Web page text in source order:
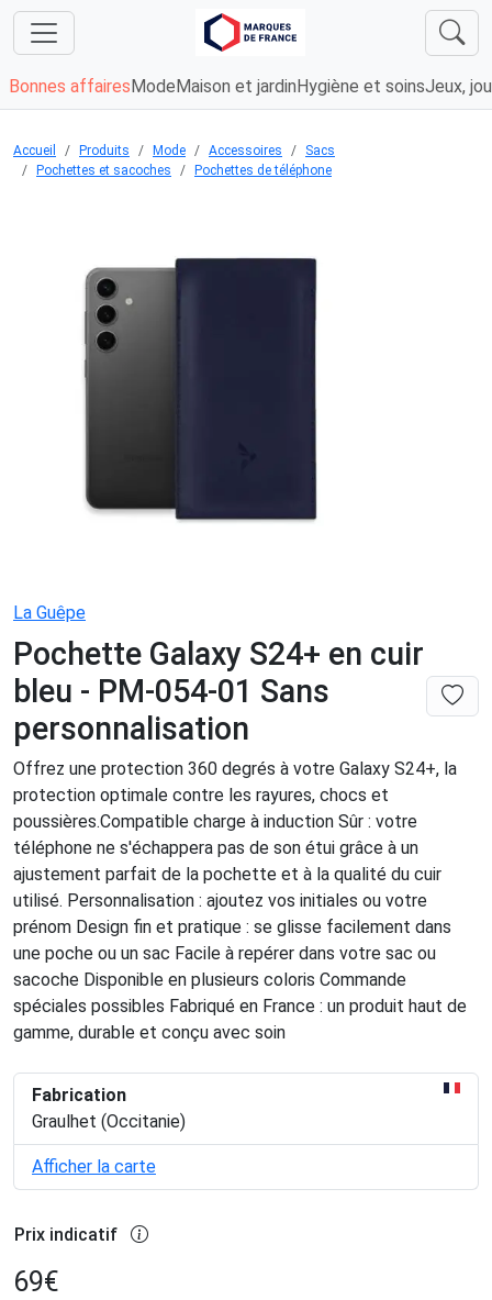
Bonnes affaires Mode Maison et jardin Hygiène et soinsJeux,
Accueil Produits Mode Accessoires
Sacs
Pochettes et sacoches
Pochettes de téléphone
La Guêpe
Pochette Galaxy S24+ en cuir
bleu - PM-054-01 Sans
personnalisation
Offrez une protection 360 degrés à votre Galaxy S24+, la
protection optimale contre les rayures, chocs et
poussières.Compatible charge à induction Sûr : votre
téléphone ne s'échappera pas de son étui grâce à un
ajustement parfait de la pochette et à la qualité du cuir
utilisé. Personnalisation : ajoutez vos initiales ou votre
prénom Design fin et pratique : se glisse facilement dans
une poche ou un sac Facile à repérer dans votre sac ou
sacoche Disponible en plusieurs coloris Commande
spéciales possibles Fabriqué en France : un produit haut de
gamme, durable et conçu avec soin
Fabrication
Graulhet (Occitanie)
Afficher la carte
Prix indicatif
69€